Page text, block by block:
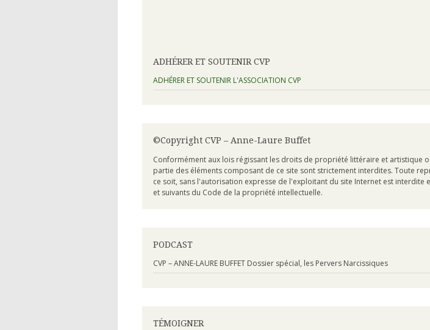
ADHÉRER ET SOUTENIR CVP
ADHÉRER ET SOUTENIR L'ASSOCIATION CVP
©Copyright CVP – Anne-Laure Buffet
Conformément aux lois régissant les droits de propriété littéraire et artistique
partie des éléments composant de ce site sont strictement interdites. Toute
ce soit, sans l'autorisation expresse de l'exploitant du site Internet est
et suivants du Code de la propriété intellectuelle.
PODCAST
CVP – ANNE-LAURE BUFFET Dossier spécial, les Pervers Narcissiques
TÉMOIGNER